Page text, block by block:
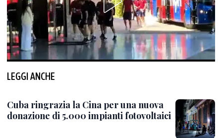
LEGGI ANCHE
Cuba ringrazia la Cina per una nuova
donazione di 5.000 impianti fotovoltaici